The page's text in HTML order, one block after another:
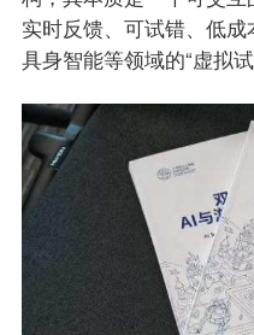
实时反馈、可试错、低
具身智能等领域的“虚拟试